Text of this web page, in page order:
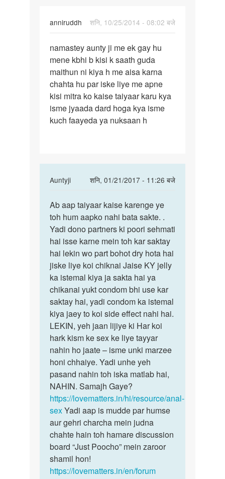
anniruddh
शनि, 10/25/2014 - 08:02 बजे
namastey
aunty
ji
me
ek
gay
namastey aunty ji me ek gay hu
mene kbhi b kisi k saath guda
maithun ni kiya h me aisa karna
chahta hu par iske liye me apne
kisi mitra ko kaise taiyaar karu kya
isme jyaada dard hoga kya isme
kuch faayeda ya nuksaan h
Auntyji
शनि, 01/21/2017 - 11:26 बजे
In
to
namastey
aunty
ji
me
ek
gay
by
anniruddh
Ab
aap
taiyaar
kaise
karenge
Ab aap taiyaar kaise karenge ye
toh hum aapko nahi bata sakte. .
Yadi dono partners ki poori sehmati
hai isse karne mein toh kar saktay
hai lekin wo part bohot dry hota hai
jiske liye koi chiknai Jaise KY jelly
ka istemal kiya ja sakta hai ya
chikanai yukt condom bhi use kar
saktay hai, yadi condom ka istemal
kiya jaey to koi side effect nahi hai.
LEKIN, yeh jaan lijiye ki Har koi
hark kism ke sex ke liye tayyar
nahin ho jaate – isme unki marzee
honi chhaiye. Yadi unhe yeh
pasand nahin toh iska matlab hai,
NAHIN. Samajh Gaye?
https://lovematters.in/hi/resource/anal-
sexYadi aap is mudde par humse
aur gehri charcha mein judna
chahte hain toh hamare discussion
board “Just Poocho” mein zaroor
shamil hon!
https://lovematters.in/en/forum